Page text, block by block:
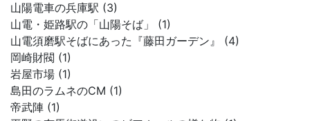
山陽電車の兵庫駅 (3)
山電・姫路駅の「山陽そば」 (1)
山電須磨駅そばにあった『藤田ガーデン』 (4)
岡崎財閥 (1)
岩屋市場 (1)
島田のラムネのCM (1)
帝武陣 (1)